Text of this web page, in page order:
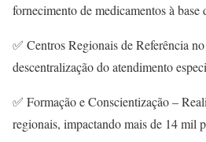
fornecimento de medicamentos à base
✅ Centros Regionais de Referência
descentralização do atendimento
✅ Formação e Conscientização –
regionais, impactando mais de 14 mil